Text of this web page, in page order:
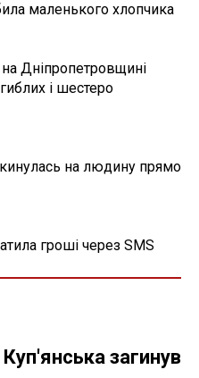
маленького хлопчика
Дніпропетровщині
і шестеро
на людину прямо
гроші через SMS
загинув